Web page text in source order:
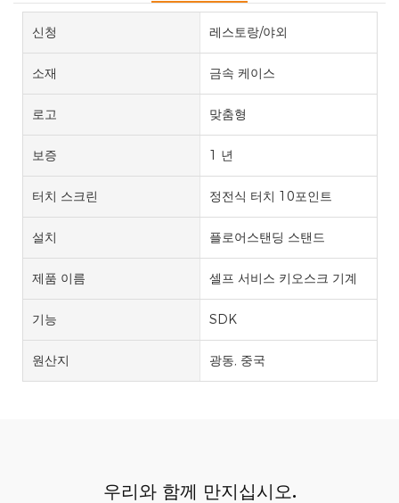
신청 레스토랑/야외
소재 금속 케이스
로고 맞춤형
보증 1 년
터치 스크린 정전식 터치 10포인트
설치 플로어스탠딩 스탠드
제품 이름 셀프 서비스 키오스크 기계
기능 SDK
원산지 광동, 중국
우리와 함께 만지십시오.